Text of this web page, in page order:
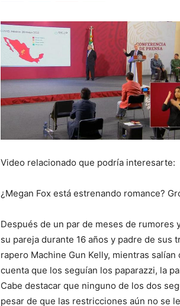
Video relacionado que podría interesarte:
¿Megan Fox está estrenando romance?
Después de un par de meses de rumores
su pareja durante 16 años y padre de sus
rapero Machine Gun Kelly, mientras
cuenta que los seguían los paparazzi, la
Cabe destacar que ninguno de los dos
pesar de que las restricciones aún no se